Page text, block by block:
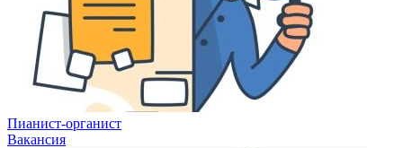
Пианист-органист
Вакансия